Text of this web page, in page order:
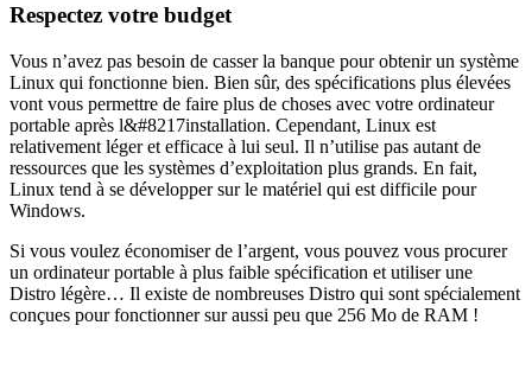
Respectez votre budget
Vous n’avez pas besoin de casser la banque pour obtenir un système
Linux qui fonctionne bien. Bien sûr, des spécifications plus élevées
vont vous permettre de faire plus de choses avec votre ordinateur
portable après l&#8217installation. Cependant, Linux est
relativement léger et efficace à lui seul. Il n’utilise pas autant de
ressources que les systèmes d’exploitation plus grands. En fait,
Linux tend à se développer sur le matériel qui est difficile pour
Windows.
Si vous voulez économiser de l’argent, vous pouvez vous procurer
un ordinateur portable à plus faible spécification et utiliser une
Distro légère… Il existe de nombreuses Distro qui sont spécialement
conçues pour fonctionner sur aussi peu que 256 Mo de RAM !